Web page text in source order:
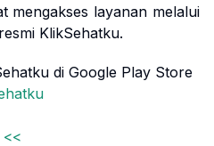
mengakses layanan melalui
KlikSehatku.
di Google Play Store